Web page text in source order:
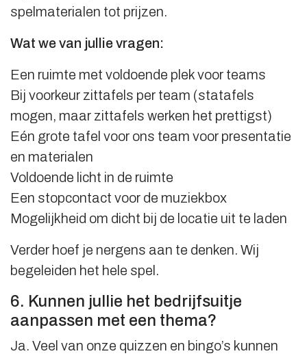
spelmaterialen tot prijzen.
Wat we van jullie vragen:
Een ruimte met voldoende plek voor teams
Bij voorkeur zittafels per team (statafels
mogen, maar zittafels werken het prettigst)
Eén grote tafel voor ons team voor presentatie
en materialen
Voldoende licht in de ruimte
Een stopcontact voor de muziekbox
Mogelijkheid om dicht bij de locatie uit te laden
Verder hoef je nergens aan te denken. Wij
begeleiden het hele spel.
6. Kunnen jullie het bedrijfsuitje
aanpassen met een thema?
Ja. Veel van onze quizzen en bingo’s kunnen